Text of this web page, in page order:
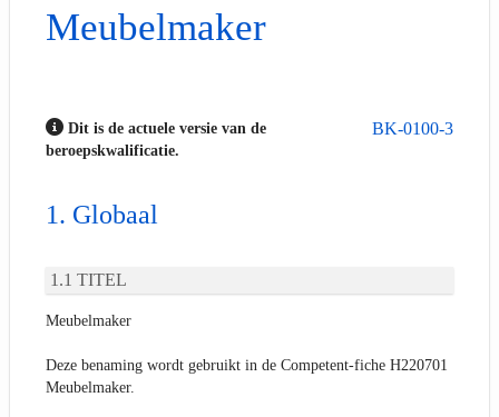
Meubelmaker
BK-0100-3
Dit is de actuele versie van de
beroepskwalificatie.
Globaal
TITEL
Meubelmaker
Deze benaming wordt gebruikt in de Competent-fiche H220701
Meubelmaker.